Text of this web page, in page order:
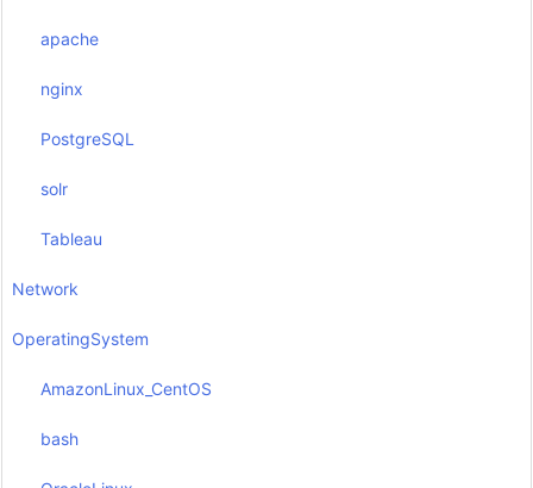
apache
nginx
PostgreSQL
solr
Tableau
Network
OperatingSystem
AmazonLinux_CentOS
bash